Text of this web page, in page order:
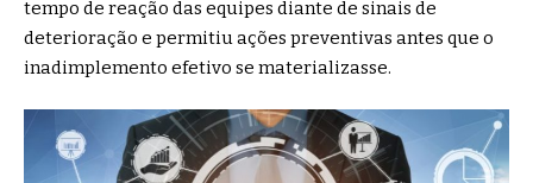
tempo de reação das equipes diante de sinais de
deterioração e permitiu ações preventivas antes que o
inadimplemento efetivo se materializasse.